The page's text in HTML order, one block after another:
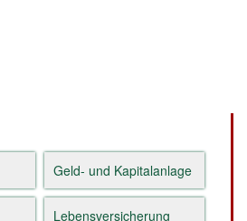
Geld- und Kapitalanlage
Lebensversicherung